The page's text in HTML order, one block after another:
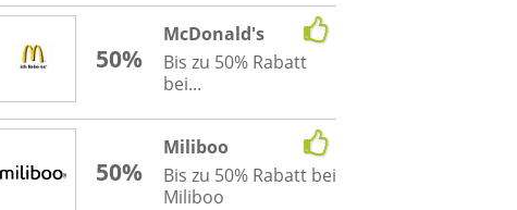
50%
McDonald's
Bis zu 50% Rabatt
bei...
50%
Miliboo
Bis zu 50% Rabatt bei
Miliboo